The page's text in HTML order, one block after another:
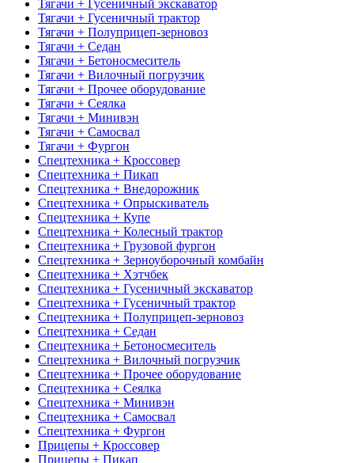
Тягачи + Гусеничный экскаватор
Тягачи + Гусеничный трактор
Тягачи + Полуприцеп-зерновоз
Тягачи + Седан
Тягачи + Бетоносмеситель
Тягачи + Вилочный погрузчик
Тягачи + Прочее оборудование
Тягачи + Сеялка
Тягачи + Минивэн
Тягачи + Самосвал
Тягачи + Фургон
Спецтехника + Кроссовер
Спецтехника + Пикап
Спецтехника + Внедорожник
Спецтехника + Опрыскиватель
Спецтехника + Купе
Спецтехника + Колесный трактор
Спецтехника + Грузовой фургон
Спецтехника + Зерноуборочный комбайн
Спецтехника + Хэтчбек
Спецтехника + Гусеничный экскаватор
Спецтехника + Гусеничный трактор
Спецтехника + Полуприцеп-зерновоз
Спецтехника + Седан
Спецтехника + Бетоносмеситель
Спецтехника + Вилочный погрузчик
Спецтехника + Прочее оборудование
Спецтехника + Сеялка
Спецтехника + Минивэн
Спецтехника + Самосвал
Спецтехника + Фургон
Прицепы + Кроссовер
Прицепы + Пикап